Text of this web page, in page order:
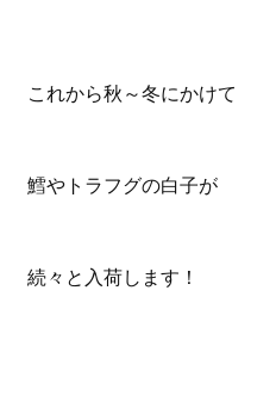
これから秋～冬にかけて
鱈やトラフグの白子が
続々と入荷します！